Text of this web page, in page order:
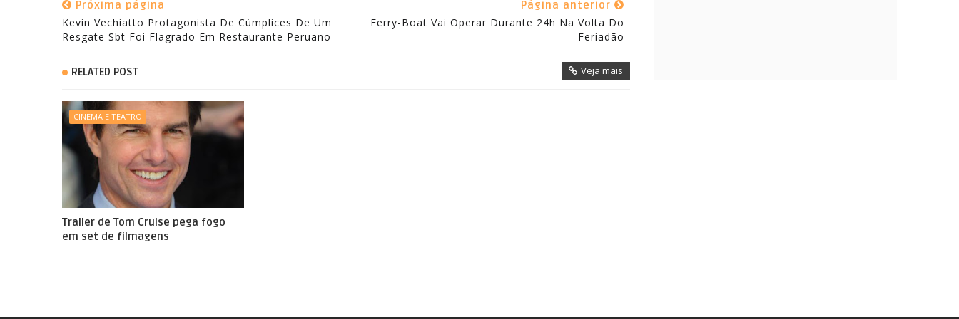
Próxima página
Kevin Vechiatto Protagonista De Cúmplices De Um
Página anterior
Ferry-Boat Vai Operar Durante 24h Na Volta Do
Feriadão
RELATED POST Veja mais
CINEMA E TEATRO
Trailer de Tom Cruise pega fogo
em set de filmagens